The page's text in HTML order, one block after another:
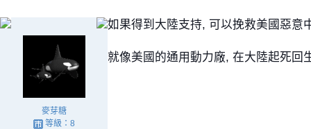
麥芽糖
等級：8
如果得到大陸支持, 可以挽救美國惡意
就像美國的通用動力廠, 在大陸起死回